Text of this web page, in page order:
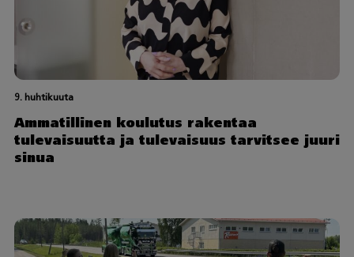
9. huhtikuuta
Ammatillinen koulutus rakentaa
tulevaisuutta ja tulevaisuus tarvitsee juuri
sinua